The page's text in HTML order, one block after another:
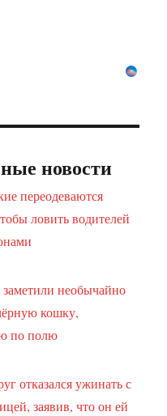
новости
переодеваются
ловить водителей
необычайно
кошку,
по полю
отказался ужинать с
заявив, что он ей